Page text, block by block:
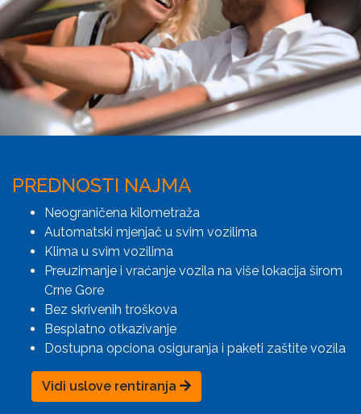
PREDNOSTI NAJMA
Neograničena kilometraža
Automatski mjenjač u svim vozilima
Klima u svim vozilima
Preuzimanje i vraćanje vozila na više lokacija širom
Crne Gore
Bez skrivenih troškova
Besplatno otkazivanje
Dostupna opciona osiguranja i paketi zaštite vozila
Vidi uslove rentiranja